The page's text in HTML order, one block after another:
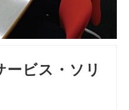
ービス・ソリ